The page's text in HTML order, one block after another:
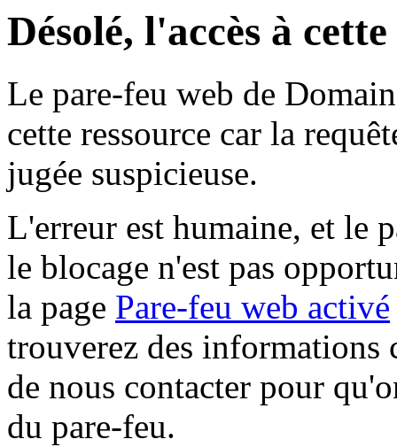
Désolé, l'accès à
Le pare-feu web de
cette ressource car la
jugée suspicieuse.
L'erreur est humaine, et le
le blocage n'est pas
la page Pare-feu web activé
trouverez des informations
de nous contacter pour
du pare-feu.